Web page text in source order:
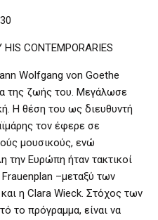
HIS CONTEMPORARIES
Wolfgang von Goethe
της ζωής του. Μεγάλωσε
Η θέση του ως διευθυντή
τον έφερε σε
μουσικούς, ενώ
την Ευρώπη ήταν τακτικοί
–μεταξύ των
η Clara Wieck. Στόχος των
το πρόγραμμα, είναι να